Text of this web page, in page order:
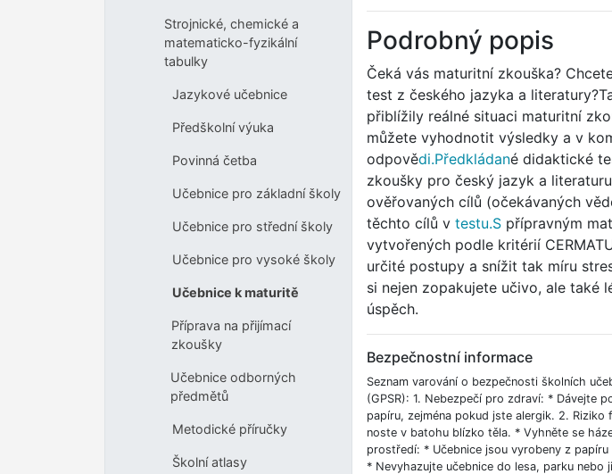
Strojnické, chemické a
matematicko-fyzikální
tabulky
Jazykové učebnice
Předškolní výuka
Povinná četba
Učebnice pro základní školy
Učebnice pro střední školy
Učebnice pro vysoké školy
Učebnice k maturitě
Příprava na přijímací
zkoušky
Učebnice odborných
předmětů
Metodické příručky
Školní atlasy
Podrobný popis
Čeká vás maturitní zkouška?
test z českého jazyka a
přiblížily reálné situaci maturitní
můžete vyhodnotit výsledky a v
odpovědi.Předkládané didaktické
zkoušky pro český jazyk a
ověřovaných cílů (očekávaných
těchto cílů v testu.S přípravným
vytvořených podle kritérií
určité postupy a snížit tak míru
si nejen zopakujete učivo, ale také
úspěch.
Bezpečnostní informace
Seznam varování o bezpečnosti školních
(GPSR): 1. Nebezpečí pro zdraví: * Dávejte
papíru, zejména pokud jste alergik. 2.
noste v batohu blízko těla. * Vyhněte se
prostředí: * Učebnice jsou vyrobeny z
* Nevyhazujte učebnice do lesa, parku